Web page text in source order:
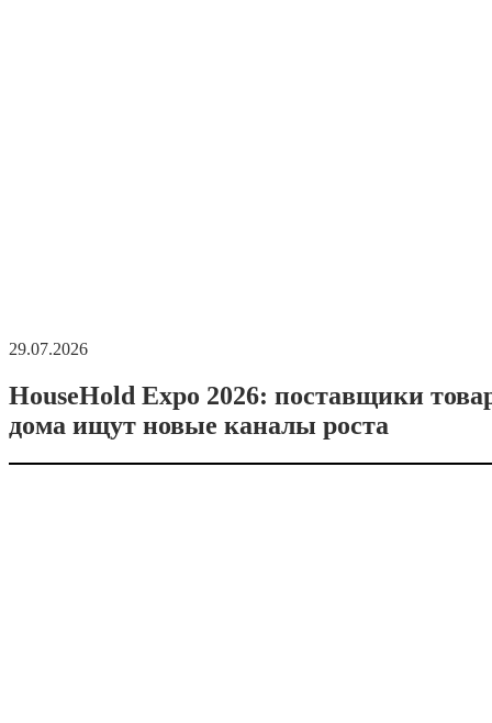
29.07.2026
HouseHold Expo 2026: поставщики
дома ищут новые каналы роста